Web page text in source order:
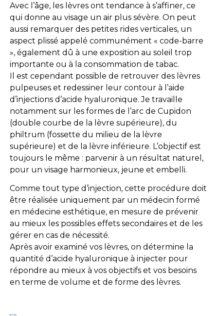
Avec l’âge, les lèvres ont tendance à s’affiner, ce
qui donne au visage un air plus sévère. On peut
aussi remarquer des petites rides verticales, un
aspect plissé appelé communément « code-barre
», également dû à une exposition au soleil trop
importante ou à la consommation de tabac.
Il est cependant possible de retrouver des lèvres
pulpeuses et redessiner leur contour à l’aide
d’injections d’acide hyaluronique. Je travaille
notamment sur les formes de l’arc de Cupidon
(double courbe de la lèvre supérieure), du
philtrum (fossette du milieu de la lèvre
supérieure) et de la lèvre inférieure. L’objectif est
toujours le même : parvenir à un résultat naturel,
pour un visage harmonieux, jeune et embelli.
Comme tout type d’injection, cette procédure doit
être réalisée uniquement par un médecin formé
en médecine esthétique, en mesure de prévenir
au mieux les possibles effets secondaires et de les
gérer en cas de nécessité.
Après avoir examiné vos lèvres, on détermine la
quantité d’acide hyaluronique à injecter pour
répondre au mieux à vos objectifs et vos besoins
en terme de volume et de forme des lèvres.